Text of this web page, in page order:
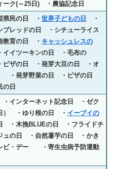
ク(～25日) ・農協記念日
県民の日 ・ 世界子どもの日
・
レッドの日 ・シチューライス
教育の日 ・ キャッシュレスの
イツーキンの日 ・毛布の
ザの日 ・発芽大豆の日 ・オ
・発芽野菜の日 ・ピザの日
日
・インターネット記念日 ・ゼク
） ・ゆり根の日 ・ イーブイの
・木挽BLUEの日 ・フライドチ
ュの日 ・自然薯芋の日 ・かき
ビ・デー ・寄生虫病予防運動